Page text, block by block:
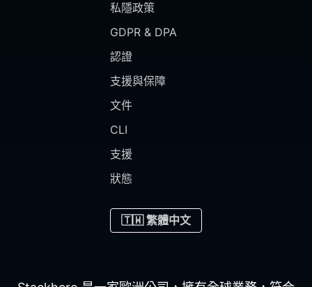
私隱政策
GDPR & DPA
認證
支援與保障
文件
CLI
支援
狀態
🇹🇼 繁體中文